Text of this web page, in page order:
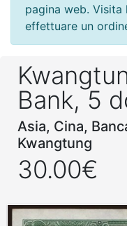
pagina web.
effettuare un
Bank, 5
Asia, Cina,
Kwangtung
30.00€